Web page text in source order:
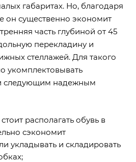
габаритах. Но, благодаря
он существенно экономит
часть глубиной от 45
перекладину и
стеллажей. Для такого
укомплектовывать
следующим надежным
располагать обувь в
сэкономит
укладывать и складировать